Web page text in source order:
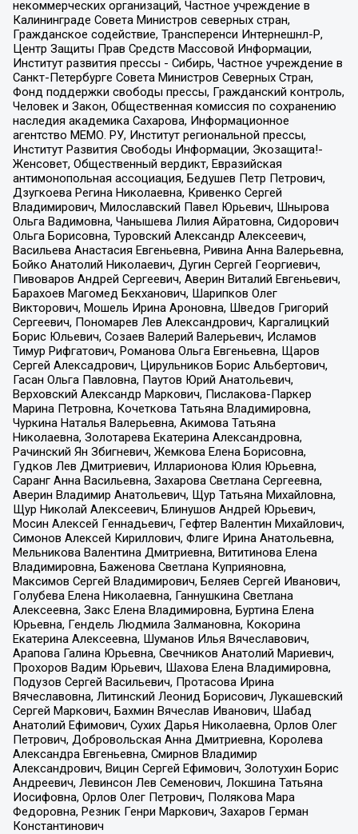
некоммерческих организаций, Частное учреждение в
Калининграде Совета Министров северных стран,
Гражданское содействие, Трансперенси Интернешнл-Р,
Центр Защиты Прав Средств Массовой Информации,
Институт развития прессы - Сибирь, Частное учреждение в
Санкт-Петербурге Совета Министров Северных Стран,
Фонд поддержки свободы прессы, Гражданский контроль,
Человек и Закон, Общественная комиссия по сохранению
наследия академика Сахарова, Информационное
агентство МЕМО. РУ, Институт региональной прессы,
Институт Развития Свободы Информации, Экозащита!-
Женсовет, Общественный вердикт, Евразийская
антимонопольная ассоциация, Бедушев Петр Петрович,
Дзугкоева Регина Николаевна, Кривенко Сергей
Владимирович, Милославский Павел Юрьевич, Шнырова
Ольга Вадимовна, Чанышева Лилия Айратовна, Сидорович
Ольга Борисовна, Туровский Александр Алексеевич,
Васильева Анастасия Евгеньевна, Ривина Анна Валерьевна,
Бойко Анатолий Николаевич, Дугин Сергей Георгиевич,
Пивоваров Андрей Сергеевич, Аверин Виталий Евгеньевич,
Барахоев Магомед Бекханович, Шарипков Олег
Викторович, Мошель Ирина Ароновна, Шведов Григорий
Сергеевич, Пономарев Лев Александрович, Каргалицкий
Борис Юльевич, Созаев Валерий Валерьевич, Исламов
Тимур Рифгатович, Романова Ольга Евгеньевна, Щаров
Сергей Алексадрович, Цирульников Борис Альбертович,
Гасан Ольга Павловна, Паутов Юрий Анатольевич,
Верховский Александр Маркович, Пислакова-Паркер
Марина Петровна, Кочеткова Татьяна Владимировна,
Чуркина Наталья Валерьевна, Акимова Татьяна
Николаевна, Золотарева Екатерина Александровна,
Рачинский Ян Збигневич, Жемкова Елена Борисовна,
Гудков Лев Дмитриевич, Илларионова Юлия Юрьевна,
Саранг Анна Васильевна, Захарова Светлана Сергеевна,
Аверин Владимир Анатольевич, Щур Татьяна Михайловна,
Щур Николай Алексеевич, Блинушов Андрей Юрьевич,
Мосин Алексей Геннадьевич, Гефтер Валентин Михайлович,
Симонов Алексей Кириллович, Флиге Ирина Анатольевна,
Мельникова Валентина Дмитриевна, Вититинова Елена
Владимировна, Баженова Светлана Куприяновна,
Максимов Сергей Владимирович, Беляев Сергей Иванович,
Голубева Елена Николаевна, Ганнушкина Светлана
Алексеевна, Закс Елена Владимировна, Буртина Елена
Юрьевна, Гендель Людмила Залмановна, Кокорина
Екатерина Алексеевна, Шуманов Илья Вячеславович,
Арапова Галина Юрьевна, Свечников Анатолий Мариевич,
Прохоров Вадим Юрьевич, Шахова Елена Владимировна,
Подузов Сергей Васильевич, Протасова Ирина
Вячеславовна, Литинский Леонид Борисович, Лукашевский
Сергей Маркович, Бахмин Вячеслав Иванович, Шабад
Анатолий Ефимович, Сухих Дарья Николаевна, Орлов Олег
Петрович, Добровольская Анна Дмитриевна, Королева
Александра Евгеньевна, Смирнов Владимир
Александрович, Вицин Сергей Ефимович, Золотухин Борис
Андреевич, Левинсон Лев Семенович, Локшина Татьяна
Иосифовна, Орлов Олег Петрович, Полякова Мара
Федоровна, Резник Генри Маркович, Захаров Герман
Константинович